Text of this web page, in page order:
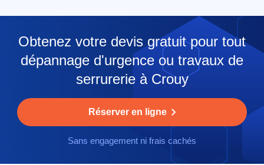
Obtenez votre devis gratuit pour tout
dépannage d'urgence ou travaux de
serrurerie à Crouy
Réserver en ligne
Sans engagement ni frais cachés